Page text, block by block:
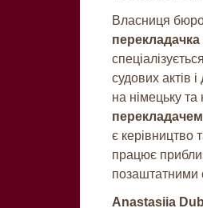
Власниця
судових актів
на німецьку
є керівництво
працює
позаштатними
Anastasiia